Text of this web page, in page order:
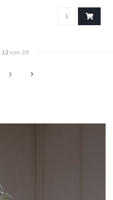
12van 28
3